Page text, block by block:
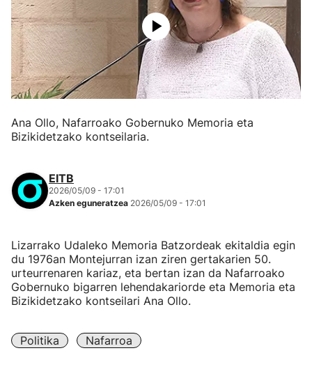
Ana Ollo, Nafarroako Gobernuko Memoria eta
Bizikidetzako kontseilaria.
EITB
2026/05/09 - 17:01
Azken eguneratzea 2026/05/09 - 17:01
Lizarrako Udaleko Memoria Batzordeak ekitaldia egin
du 1976an Montejurran izan ziren gertakarien 50.
urteurrenaren kariaz, eta bertan izan da Nafarroako
Gobernuko bigarren lehendakariorde eta Memoria eta
Bizikidetzako kontseilari Ana Ollo.
Politika Nafarroa